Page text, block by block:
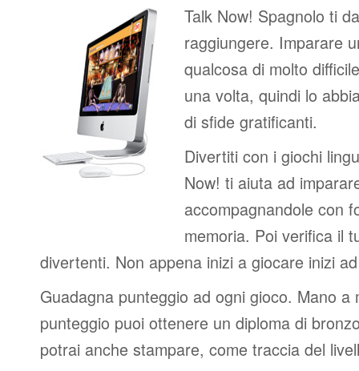
Talk Now! Spagnolo ti
raggiungere. Imparare
qualcosa di molto
una volta, quindi lo
di sfide gratificanti.
Divertiti con i giochi
Now! ti aiuta ad
accompagnandole con
memoria. Poi verifica il
divertenti. Non appena inizi a giocare inizi
Guadagna punteggio ad ogni gioco. Mano a
punteggio puoi ottenere un diploma di
potrai anche stampare, come traccia del